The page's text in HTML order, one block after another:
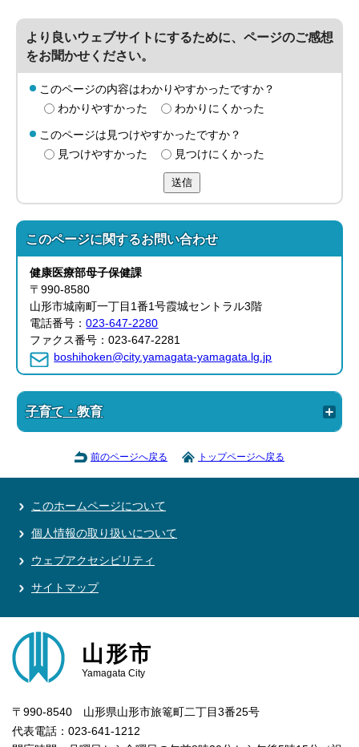
より良いウェブサイトにするために、ページのご感想
をお聞かせください。
このページの内容はわかりやすかったですか？
わかりやすかった
わかりにくかった
このページは見つけやすかったですか？
見つけやすかった
見つけにくかった
送信
このページに関するお問い合わせ
健康医療部母子保健課
〒990-8580
山形市城南町一丁目1番1号霞城セントラル3階
電話番号：023-647-2280
ファクス番号：023-647-2281
boshihoken@city.yamagata-yamagata.lg.jp
子育て・教育
前のページへ戻る トップページへ戻る
このホームページについて
個人情報の取り扱いについて
ウェブアクセシビリティ
サイトマップ
山形市
Yamagata City
〒990-8540 山形県山形市旅篭町二丁目3番25号
代表電話：023-641-1212